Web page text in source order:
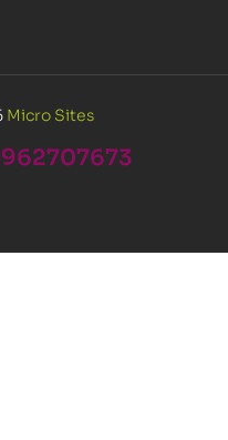
Micro Sites